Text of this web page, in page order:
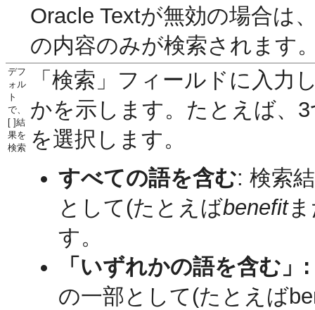
Oracle Textが無効の場合は
の内容のみが検索されます
デフ
ォル
ト
で、
[ ]結
果を
検索
「検索」フィールドに入力
かを示します。たとえば、
を選択します。
すべての語を含む: 検索
として(たとえばbenefit
す。
「いずれかの語を含む」:
の一部として(たとえば